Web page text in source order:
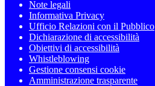
Note legali
Informativa Privacy
Ufficio Relazioni con il Pubblico
Dichiarazione di accessibilità
Obiettivi di accessibilità
Whistleblowing
Gestione consensi cookie
Amministrazione trasparente